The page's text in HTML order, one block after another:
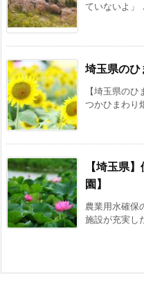
ていないよ」
埼玉県の
【埼玉県の
つかひまわり
【埼玉県
園】
農業用水確保
施設が充実し